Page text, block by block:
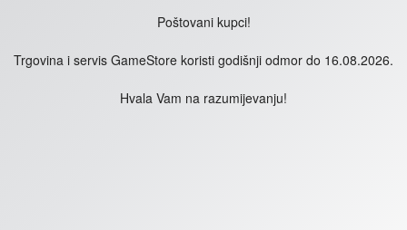
Poštovani kupci!
Trgovina i servis GameStore koristi godišnji odmor do 16.08.2026.
Hvala Vam na razumijevanju!